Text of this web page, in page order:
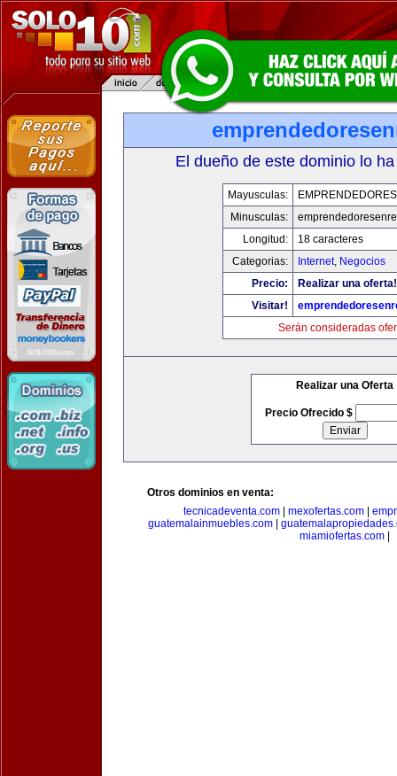
El dueño de este dominio lo
Mayusculas:
Minusculas:
Longitud:
18 caracteres
Categorias:
Internet, Negocios
Precio:
Realizar una oferta!
Visitar!
Serán consideradas
Realizar una Oferta
Precio Ofrecido $
Otros dominios en venta:
tecnicadeventa.com
mexofertas.com
guatemalainmuebles.com
miamiofertas.com